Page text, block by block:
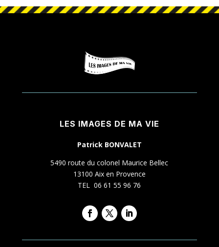
LES IMAGES DE MA VIE
Patrick BONVALET
5490 route du colonel Maurice Bellec
13100 Aix en Provence
TEL 06 61 55 96 76